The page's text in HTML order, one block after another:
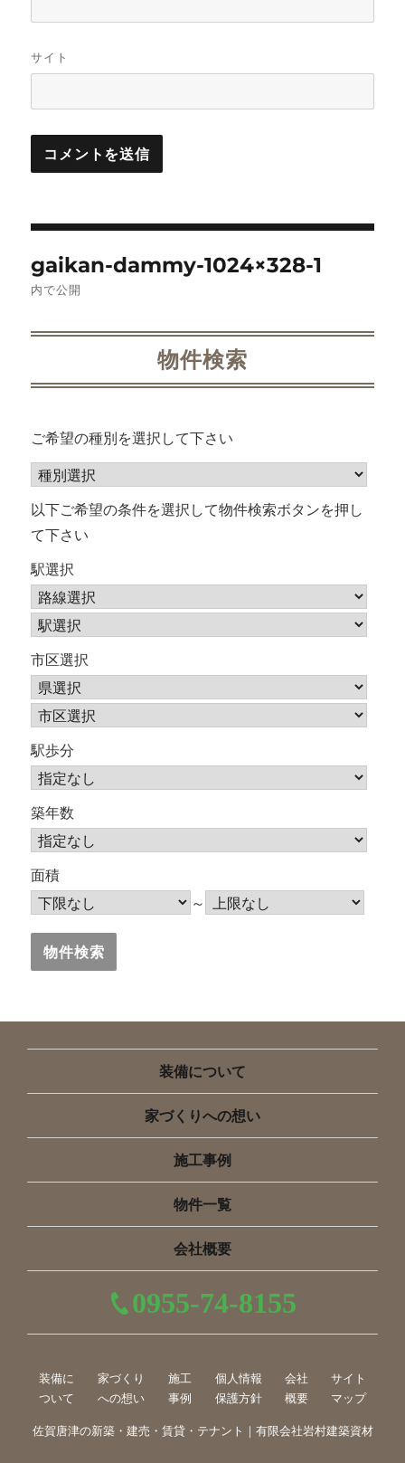
サイト
稿
ー
シ
ョ
ン
gaikan-dammy-1024×328-1
内で公開
物件検索
ご希望の種別を選択して下さい
以下ご希望の条件を選択して物件検索ボタンを押し
て下さい
駅選択
市区選択
駅歩分
築年数
面積
～
装備について
家づくりへの想い
施工事例
物件一覧
会社概要
0955-74-8155
装備に
ついて
家づくり
への想い
施工
事例
個人情報
保護方針
会社
概要
サイト
マップ
佐賀唐津の新築・建売・賃貸・テナント｜有限会社岩村建築資材